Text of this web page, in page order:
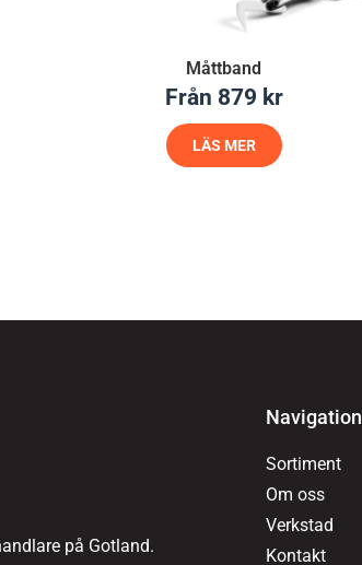
Måttband
Från 879 kr
LÄS MER
på Gotland.
Navigation
Sortiment
Om oss
Verkstad
Kontakt